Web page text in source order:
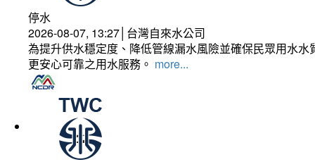
停水
2026-08-07, 13:27│台灣自來水公司
為提升供水穩定度、降低管線漏水風險並確保民眾用水
更安心可靠之用水服務。 more...